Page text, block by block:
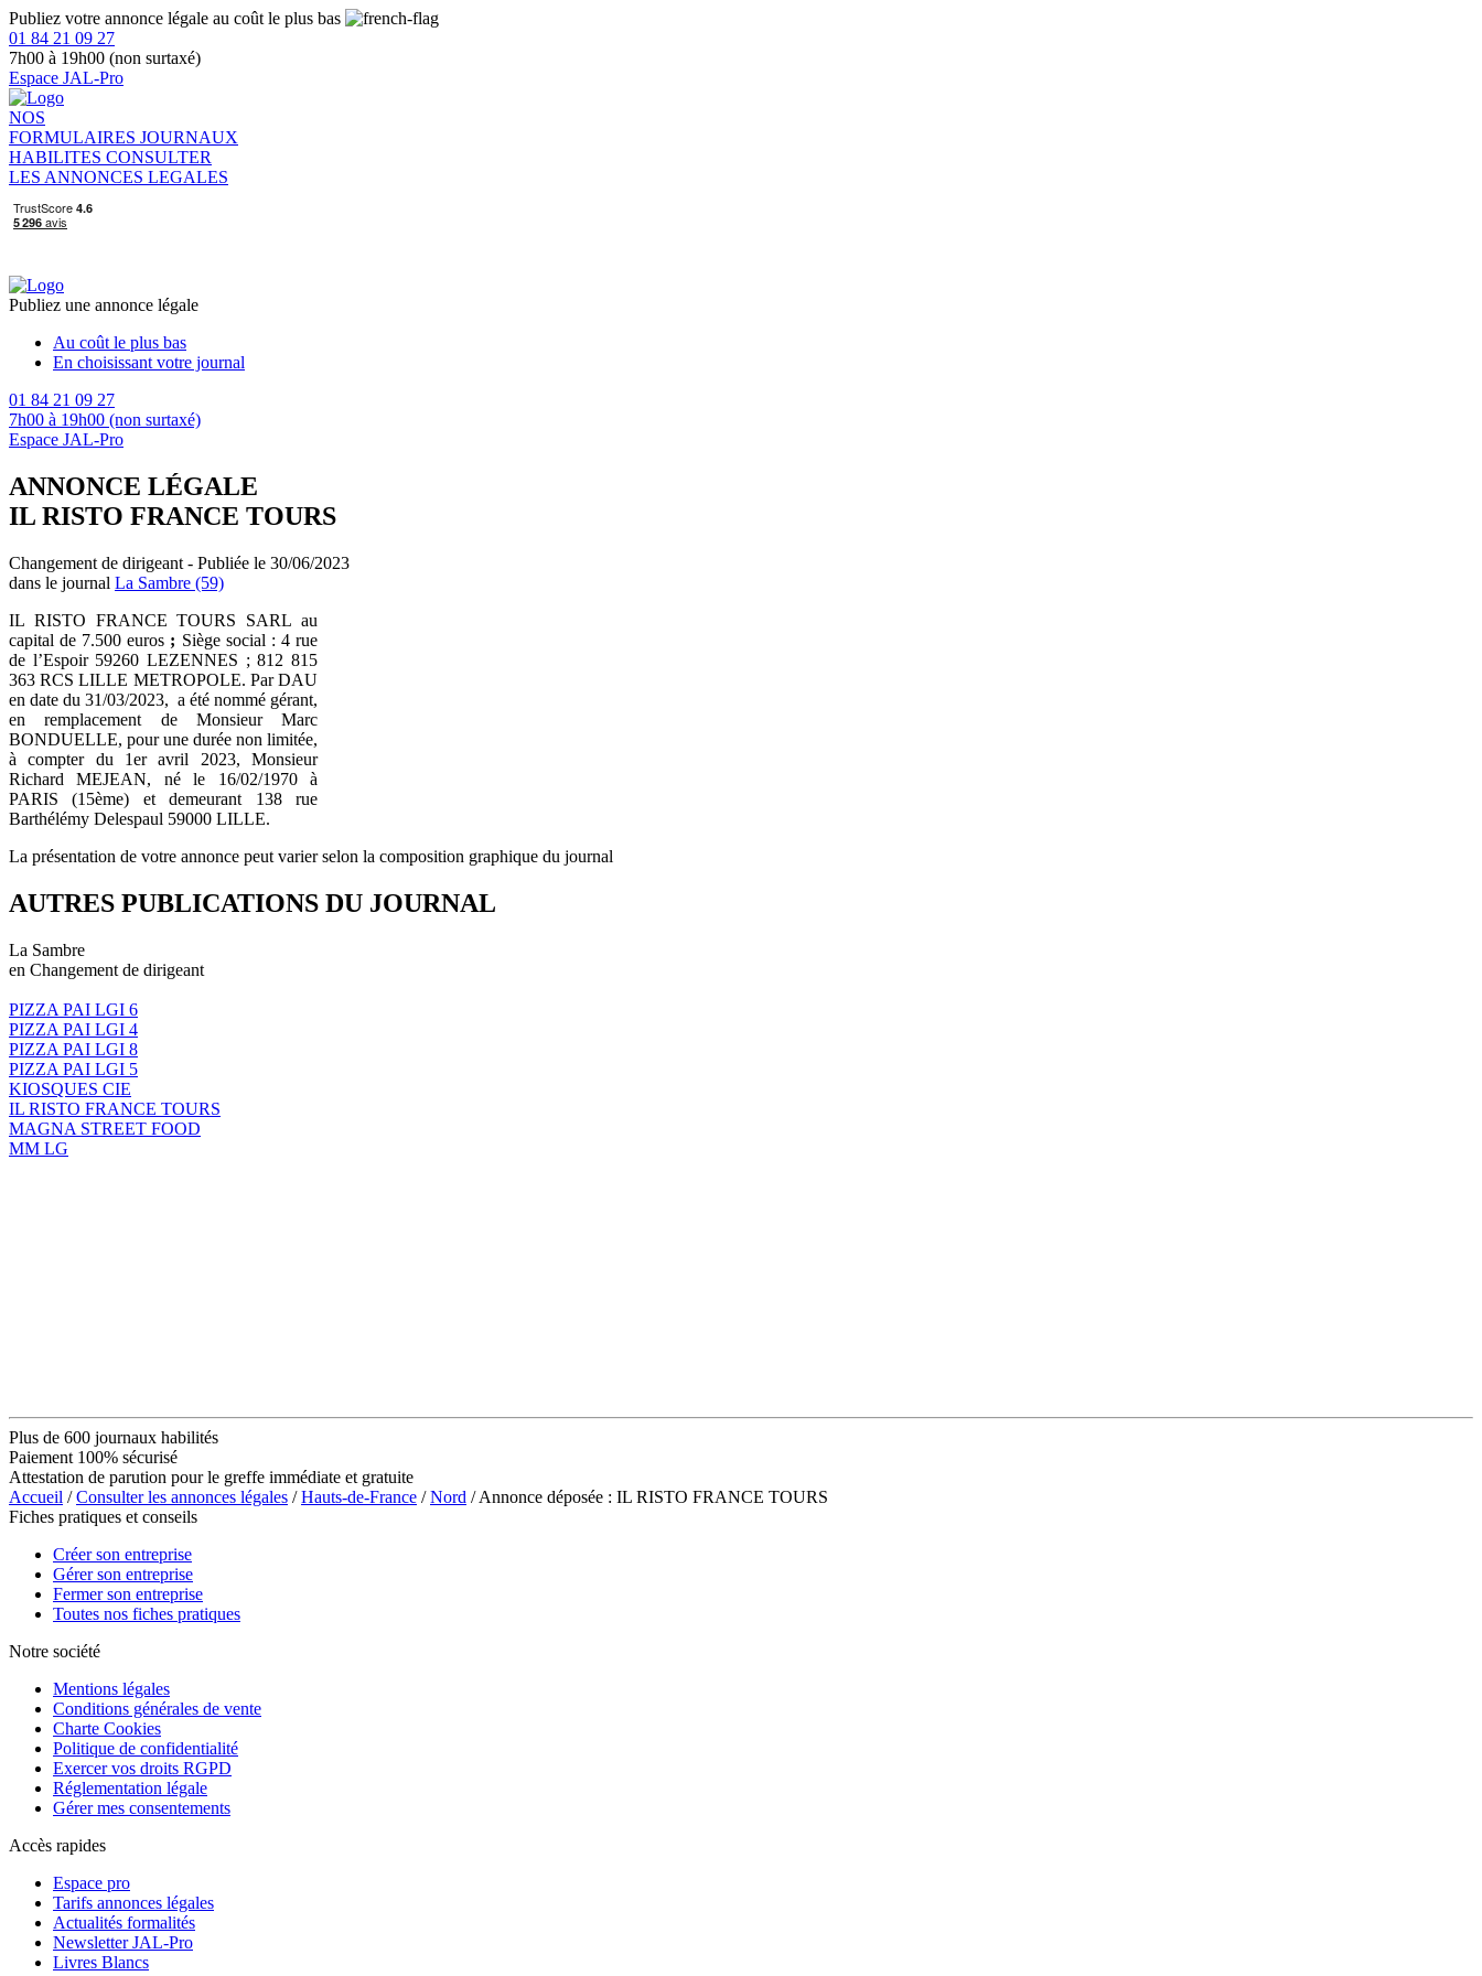
Publiez votre annonce légale au coût le plus bas
01 84 21 09 27
7h00 à 19h00 (non surtaxé)
Espace JAL-Pro
NOS
FORMULAIRES JOURNAUX
HABILITES CONSULTER
LES ANNONCES LEGALES
Publiez une annonce légale
Au coût le plus bas
En choisissant votre journal
01 84 21 09 27
7h00 à 19h00 (non surtaxé)
Espace JAL-Pro
ANNONCE LÉGALE
IL RISTO FRANCE TOURS
Changement de dirigeant - Publiée le 30/06/2023
dans le journal La Sambre (59)
IL RISTO FRANCE TOURS SARL au
capital de 7.500 euros ; Siège social : 4 rue
de l’Espoir 59260 LEZENNES ; 812 815
363 RCS LILLE METROPOLE. Par DAU
en date du 31/03/2023, a été nommé gérant,
en remplacement de Monsieur Marc
BONDUELLE, pour une durée non limitée,
à compter du 1er avril 2023, Monsieur
Richard MEJEAN, né le 16/02/1970 à
PARIS (15ème) et demeurant 138 rue
Barthélémy Delespaul 59000 LILLE.
La présentation de votre annonce peut varier selon la composition graphique du journal
AUTRES PUBLICATIONS DU JOURNAL
La Sambre
en Changement de dirigeant
PIZZA PAI LGI 6
PIZZA PAI LGI 4
PIZZA PAI LGI 8
PIZZA PAI LGI 5
KIOSQUES CIE
IL RISTO FRANCE TOURS
MAGNA STREET FOOD
MM LG
Plus de 600 journaux habilités
Paiement 100% sécurisé
Attestation de parution pour le greffe immédiate et gratuite
Accueil /Consulter les annonces légales /Hauts-de-France /Nord / Annonce déposée : IL RISTO FRANCE TOURS
Fiches pratiques et conseils
Créer son entreprise
Gérer son entreprise
Fermer son entreprise
Toutes nos fiches pratiques
Notre société
Mentions légales
Conditions générales de vente
Charte Cookies
Politique de confidentialité
Exercer vos droits RGPD
Réglementation légale
Gérer mes consentements
Accès rapides
Espace pro
Tarifs annonces légales
Actualités formalités
Newsletter JAL-Pro
Livres Blancs